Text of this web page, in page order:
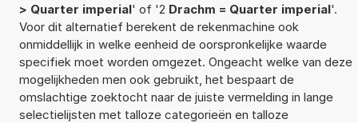
> Quarter imperial' of '2 Drachm = Quarter imperial'.
Voor dit alternatief berekent de rekenmachine ook
onmiddellijk in welke eenheid de oorspronkelijke waarde
specifiek moet worden omgezet. Ongeacht welke van deze
mogelijkheden men ook gebruikt, het bespaart de
omslachtige zoektocht naar de juiste vermelding in lange
selectielijsten met talloze categorieën en talloze